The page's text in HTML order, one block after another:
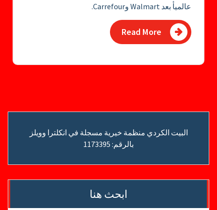
عالميأ بعد Walmart وCarrefour.
Read More
البيت الكردي منظمة خيرية مسجلة في انكلترا وويلز
بالرقم: 1173395
ابحث هنا